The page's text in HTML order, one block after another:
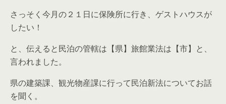
さっそく今月の２１日に保険所に行き、ゲストハウスが
したい！
と、伝えると民泊の管轄は【県】旅館業法は【市】と、
言われました。
県の建築課、観光物産課に行って民泊新法についてお話
を聞く。